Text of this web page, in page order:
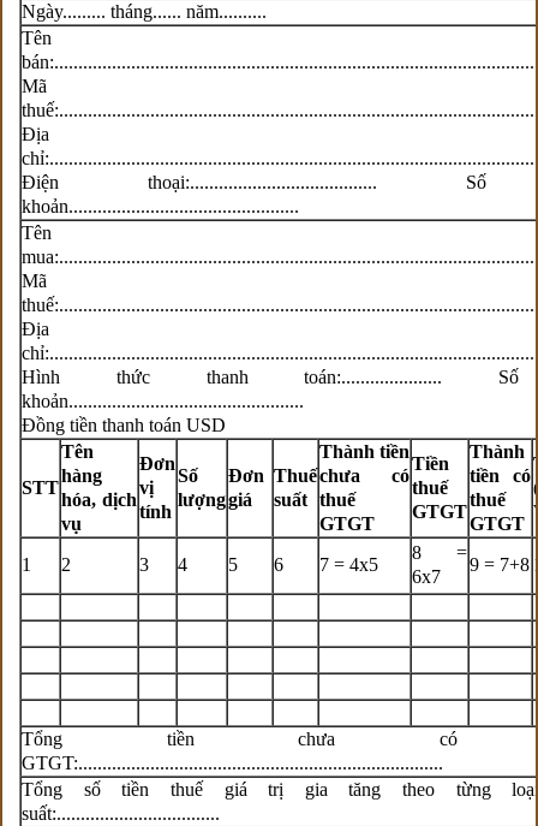
Ngày......... tháng...... năm..........
Tên
bán:.....................................................................................................
Mã
Địa
Điện thoại:.......................................
khoản................................................
Tên
mua:....................................................................................................
Mã
Địa
Hình thức thanh toán:.....................
khoản.................................................
Đồng tiền thanh toán USD
STT
Tên
hàng
hóa, dịch
vụ
Đơn
vị
tính
Số
lượng
Đơn
giá
Thuế
suất
Thành tiền
chưa có
thuế
GTGT
Tiền
thuế
GTGT
Thành
tiền có
thuế
GTGT
1 2 3 4 5 6 7 = 4x5
8 =
6x7
9 = 7+8
Tổng tiền chưa có
GTGT:............................................................................
Tổng số tiền thuế giá trị gia tăng theo từng
suất:..................................